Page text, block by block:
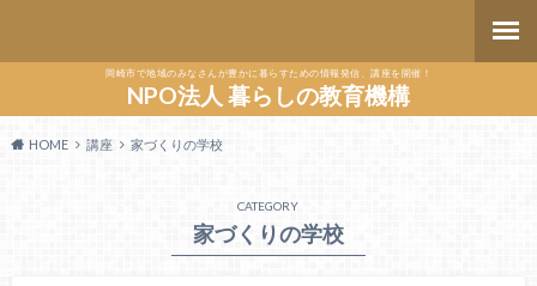
岡崎市で地域のみなさんが豊かに暮らすための情報発信、講座を開催！
NPO法人 暮らしの教育機構
HOME 講座 家づくりの学校
CATEGORY
家づくりの学校